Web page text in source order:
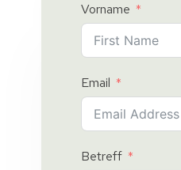
Vorname
Email
Betreff